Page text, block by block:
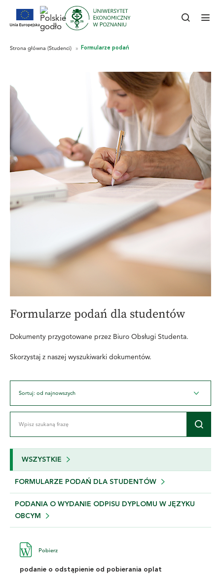
Formularze podań dla studentów
Dokumenty przygotowane przez Biuro Obsługi Studenta.
Skorzystaj z naszej wyszukiwarki dokumentów.
Sortuj: od najnowszych
WSZYSTKIE
FORMULARZE PODAŃ DLA STUDENTÓW
PODANIA O WYDANIE ODPISU DYPLOMU W JĘZYKU
OBCYM
Pobierz
podanie o odstąpienie od pobierania oplat